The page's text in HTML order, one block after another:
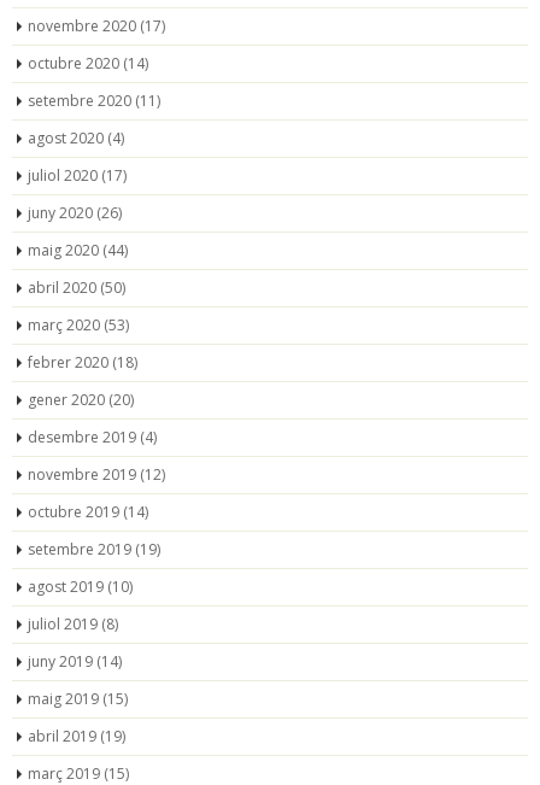
novembre 2020 (17)
octubre 2020 (14)
setembre 2020 (11)
agost 2020 (4)
juliol 2020 (17)
juny 2020 (26)
maig 2020 (44)
abril 2020 (50)
març 2020 (53)
febrer 2020 (18)
gener 2020 (20)
desembre 2019 (4)
novembre 2019 (12)
octubre 2019 (14)
setembre 2019 (19)
agost 2019 (10)
juliol 2019 (8)
juny 2019 (14)
maig 2019 (15)
abril 2019 (19)
març 2019 (15)